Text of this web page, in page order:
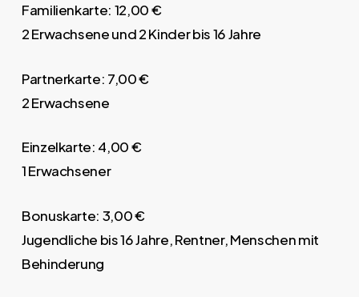
Familienkarte: 12,00 €
2 Erwachsene und 2 Kinder bis 16 Jahre
Partnerkarte: 7,00 €
2 Erwachsene
Einzelkarte: 4,00 €
1 Erwachsener
Bonuskarte: 3,00 €
Jugendliche bis 16 Jahre, Rentner, Menschen mit
Behinderung